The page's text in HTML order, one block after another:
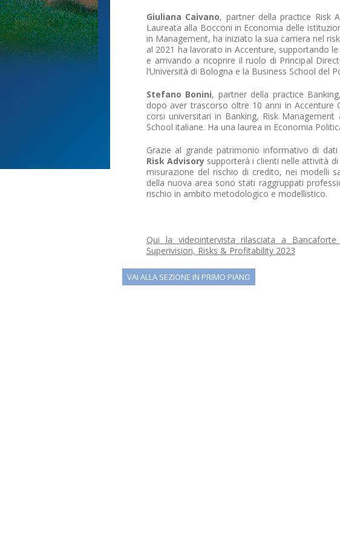
Giuliana Caivano, partner della practice Risk
Laureata alla Bocconi in Economia delle
in Management, ha iniziato la sua carriera nel
al 2021 ha lavorato in Accenture, supportando
e arrivando a ricoprire il ruolo di Principal
l’Università di Bologna e la Business School del
Stefano Bonini, partner della practice
dopo aver trascorso oltre 10 anni in Accenture
corsi universitari in Banking, Risk
School italiane. Ha una laurea in Economia
Grazie al grande patrimonio informativo di dati
Risk Advisory supporterà i clienti nelle attività
misurazione del rischio di credito, nei modelli
della nuova area sono stati raggruppati
rischio in ambito metodologico e modellistico.
Qui la videointervista rilasciata a
Superivision, Risks & Profitability 2023
VAI ALLA SEZIONE IN PRIMO PIANO